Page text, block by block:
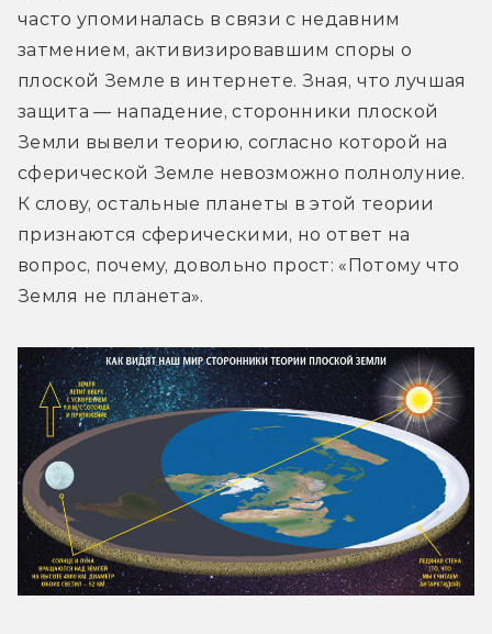
часто упоминалась в связи с недавним
затмением, активизировавшим споры о
плоской Земле в интернете. Зная, что лучшая
защита — нападение, сторонники плоской
Земли вывели теорию, согласно которой на
сферической Земле невозможно полнолуние.
К слову, остальные планеты в этой теории
признаются сферическими, но ответ на
вопрос, почему, довольно прост: «Потому что
Земля не планета».